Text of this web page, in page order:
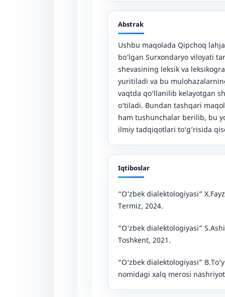
Abstrak
Ushbu maqolada Qipchoq
bo‘lgan Surxondaryo viloyati
shevasining leksik va
yuritiladi va bu
vaqtda qo‘llanilib kelayotgan
o‘tiladi. Bundan tashqari
ham tushunchalar berilib, bu
ilmiy tadqiqotlari to‘g’risida
Iqtiboslar
“O‘zbek dialektologiyasi”
Termiz, 2024.
“O‘zbek dialektologiyasi”
Toshkent, 2021.
“O‘zbek dialektologiyasi”
nomidagi xalq merosi